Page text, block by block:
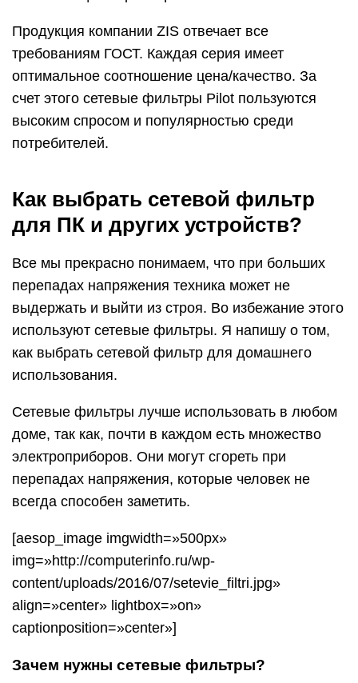
Продукция компании ZIS отвечает все
требованиям ГОСТ. Каждая серия имеет
оптимальное соотношение цена/качество. За
счет этого сетевые фильтры Pilot пользуются
высоким спросом и популярностью среди
потребителей.
Как выбрать сетевой фильтр
для ПК и других устройств?
Все мы прекрасно понимаем, что при больших
перепадах напряжения техника может не
выдержать и выйти из строя. Во избежание этого
используют сетевые фильтры. Я напишу о том,
как выбрать сетевой фильтр для домашнего
использования.
Сетевые фильтры лучше использовать в любом
доме, так как, почти в каждом есть множество
электроприборов. Они могут сгореть при
перепадах напряжения, которые человек не
всегда способен заметить.
[aesop_image imgwidth=»500px»
img=»http://computerinfo.ru/wp-
content/uploads/2016/07/setevie_filtri.jpg»
align=»center» lightbox=»on»
captionposition=»center»]
Зачем нужны сетевые фильтры?